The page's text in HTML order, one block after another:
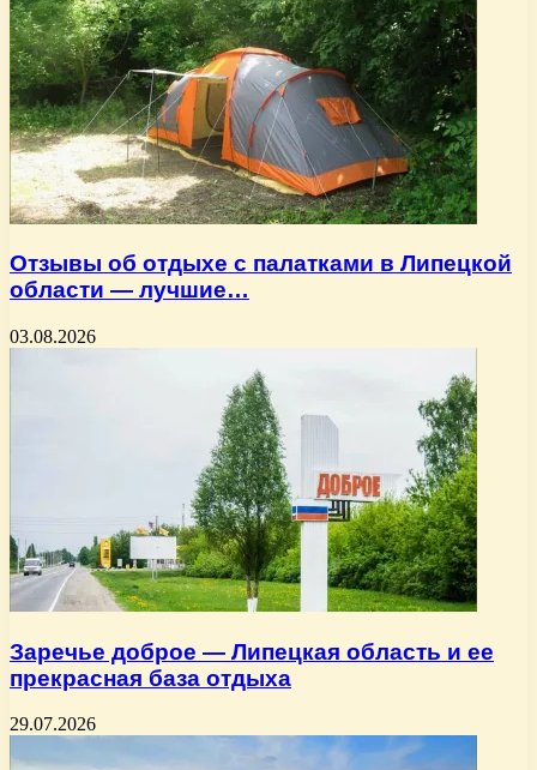
Отзывы об отдыхе с палатками в Липецкой
области — лучшие…
03.08.2026
Заречье доброе — Липецкая область и ее
прекрасная база отдыха
29.07.2026